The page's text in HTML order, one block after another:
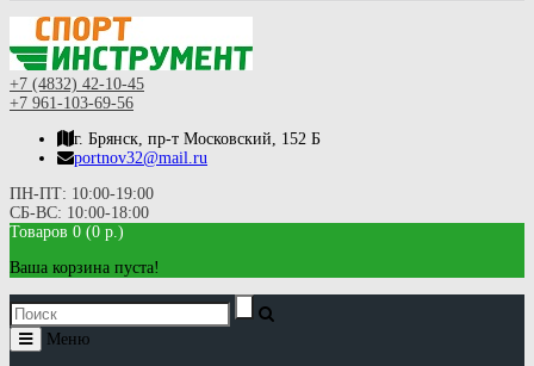
+7 (4832) 42-10-45
+7 961-103-69-56
г. Брянск, пр-т Московский, 152 Б
portnov32@mail.ru
ПН-ПТ: 10:00-19:00
СБ-ВС: 10:00-18:00
Товаров 0 (0 р.)
Ваша корзина пуста!
Меню